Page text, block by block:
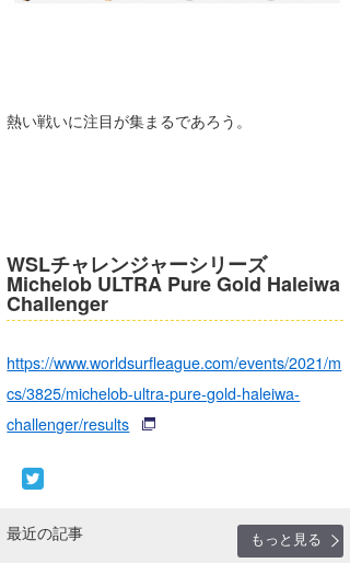
熱い戦いに注目が集まるであろう。
WSLチャレンジャーシリーズ
Michelob ULTRA Pure Gold Haleiwa
Challenger
https://www.worldsurfleague.com/events/2021/m
cs/3825/michelob-ultra-pure-gold-haleiwa-
challenger/results
最近の記事
もっと見る